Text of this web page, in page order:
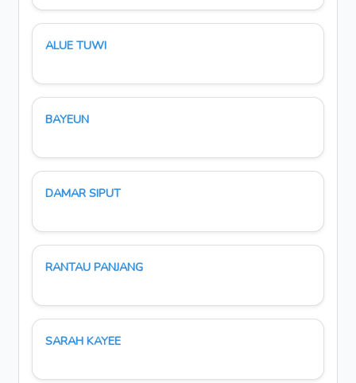
ALUE TUWI
BAYEUN
DAMAR SIPUT
RANTAU PANJANG
SARAH KAYEE